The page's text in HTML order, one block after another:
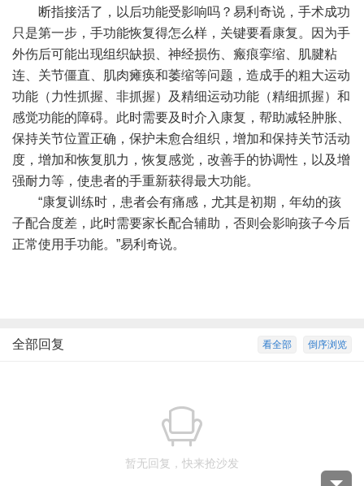
断指接活了，以后功能受影响吗？易利奇说，手术成功
只是第一步，手功能恢复得怎么样，关键要看康复。因为手
外伤后可能出现组织缺损、神经损伤、瘢痕挛缩、肌腱粘
连、关节僵直、肌肉瘫痪和萎缩等问题，造成手的粗大运动
功能（力性抓握、非抓握）及精细运动功能（精细抓握）和
感觉功能的障碍。此时需要及时介入康复，帮助减轻肿胀、
保持关节位置正确，保护未愈合组织，增加和保持关节活动
度，增加和恢复肌力，恢复感觉，改善手的协调性，以及增
强耐力等，使患者的手重新获得最大功能。
“康复训练时，患者会有痛感，尤其是初期，年幼的孩
子配合度差，此时需要家长配合辅助，否则会影响孩子今后
正常使用手功能。”易利奇说。
倒序浏览
看全部
全部回复
暂无回复，快来抢沙发